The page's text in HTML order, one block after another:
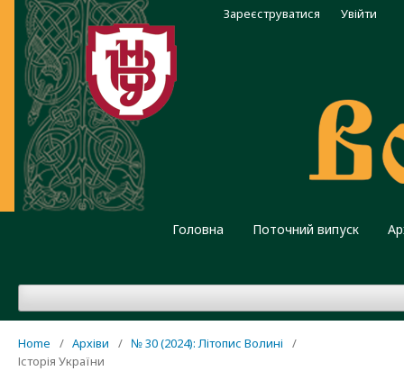
Головна Поточний випуск
Зареєструватися Увійти
Home / Архіви / № 30 (2024): Літопис Волині
/
Історія України